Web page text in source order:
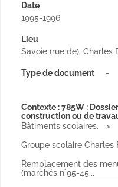
Date
1995-1996
Lieu
Savoie (rue de), Charles
Type de document -
Contexte : 785W :
construction ou de
Bâtiments scolaires.
Groupe scolaire Charles
Remplacement des
(marchés n°95-45...